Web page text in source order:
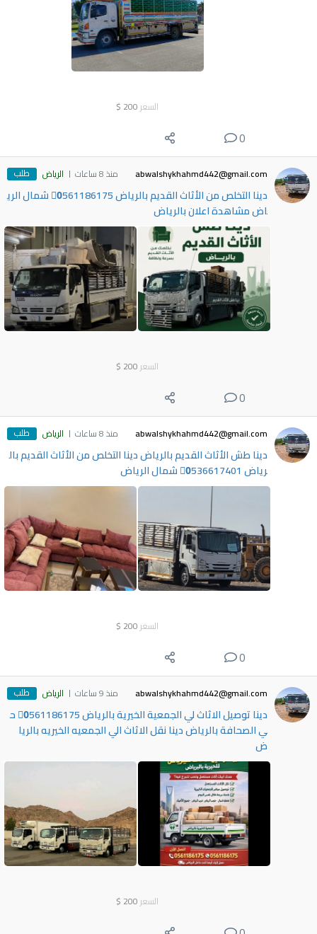
السعر 200
$
0
abwalshykhahmd442@gmail.com منذ 8 ساعات الرياض طلب
دينا التخلص من الأثاث القديم بالرياض 0َ561186175 شمال الري
اض مشاهدة اعلان بالرياض
السعر 200
$
0
abwalshykhahmd442@gmail.com منذ 8 ساعات الرياض طلب
دينا طش الأثاث القديم بالرياض دينا التخلص من الأثاث القديم بال
رياض 0َ536617401 شمال الرياض
السعر 200
$
0
abwalshykhahmd442@gmail.com منذ 9 ساعات الرياض طلب
دينا توصيل الاثاث لي الجمعية الخيرية بالرياض 0َ561186175 ح
ي الصحافة بالرياض دينا نقل الاثاث الي الجمعيه الخيريه بالريا
ض
السعر 200
$